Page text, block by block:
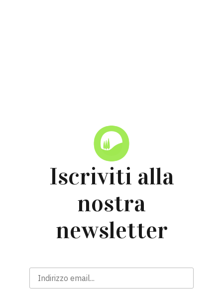
Iscriviti alla
nostra
newsletter